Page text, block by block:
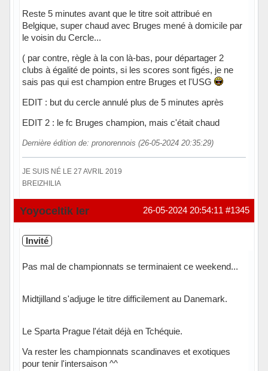
Reste 5 minutes avant que le titre soit attribué en
Belgique, super chaud avec Bruges mené à domicile par
le voisin du Cercle...
( par contre, règle à la con là-bas, pour départager 2
clubs à égalité de points, si les scores sont figés, je ne
sais pas qui est champion entre Bruges et l'USG
EDIT : but du cercle annulé plus de 5 minutes après
EDIT 2 : le fc Bruges champion, mais c'était chaud
Dernière édition de: pronorennois (26-05-2024 20:35:29)
JE SUIS NÉ LE 27 AVRIL 2019
BREIZHILIA
Hors ligne #1345
26-05-2024 20:54:11
Yoyoceltik Ier
Invité
Pas mal de championnats se terminaient ce weekend...
Midtjilland s'adjuge le titre difficilement au Danemark.
Le Sparta Prague l'était déjà en Tchéquie.
Va rester les championnats scandinaves et exotiques
pour tenir l'intersaison ^^